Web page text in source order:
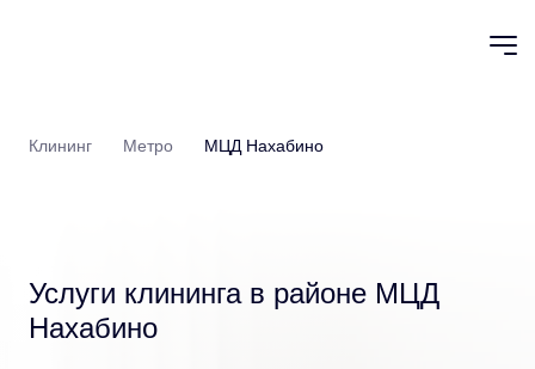
Клининг Метро МЦД Нахабино
Услуги клининга в районе МЦД
Нахабино